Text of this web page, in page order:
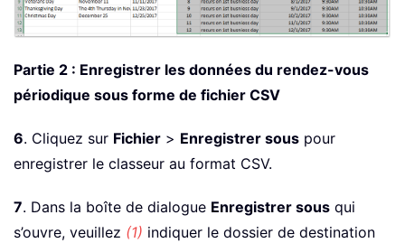
Partie 2 : Enregistrer les données du rendez-vous
périodique sous forme de fichier CSV
6. Cliquez sur Fichier > Enregistrer sous pour
enregistrer le classeur au format CSV.
7. Dans la boîte de dialogue Enregistrer sous qui
s’ouvre, veuillez (1) indiquer le dossier de destination